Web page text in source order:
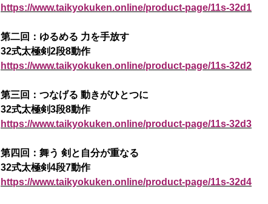
https://www.taikyokuken.online/product-page/11s-32d1
第二回：ゆるめる 力を手放す
32式太極剣2段8動作
https://www.taikyokuken.online/product-page/11s-32d2
第三回：つなげる 動きがひとつに
32式太極剣3段8動作
https://www.taikyokuken.online/product-page/11s-32d3
第四回：舞う 剣と自分が重なる
32式太極剣4段7動作
https://www.taikyokuken.online/product-page/11s-32d4